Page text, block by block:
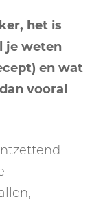
het is
je weten
en wat
vooral